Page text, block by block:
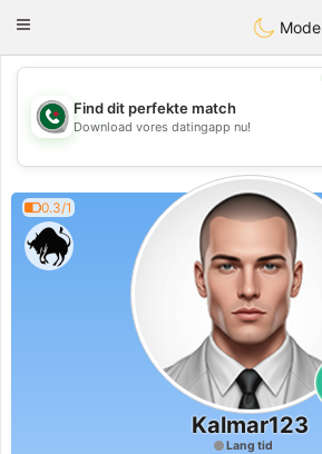
Weshrak
Toggle
Mode
💖
💕
Find dit perfekte match
Download vores datingapp nu!
0.3/1
Kalmar123
Lang tid